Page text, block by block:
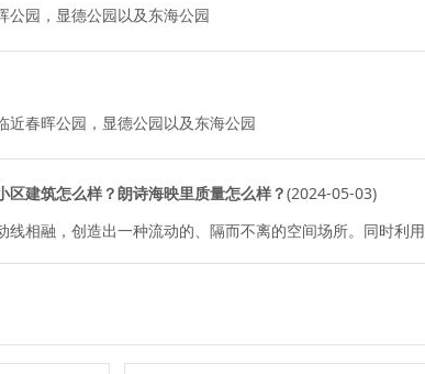
公园，显德公园以及东海公园
近春晖公园，显德公园以及东海公园
区建筑怎么样？朗诗海映里质量怎么样？(2024-05-03)